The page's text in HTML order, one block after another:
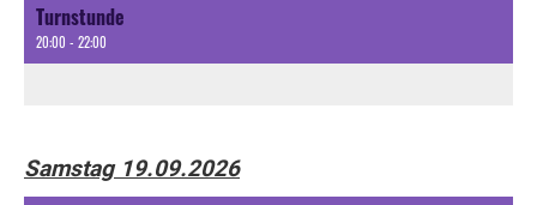
Turnstunde
20:00 - 22:00
Samstag 19.09.2026